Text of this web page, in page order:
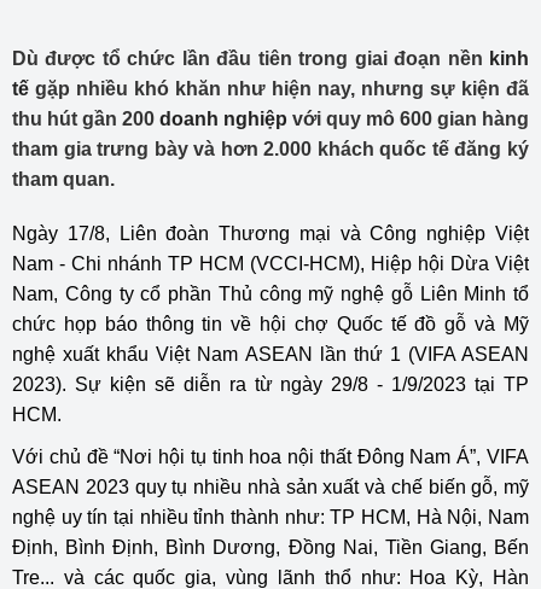
Dù được tổ chức lần đầu tiên trong giai đoạn nền kinh
tế gặp nhiều khó khăn như hiện nay, nhưng sự kiện đã
thu hút gần 200 doanh nghiệp với quy mô 600 gian hàng
tham gia trưng bày và hơn 2.000 khách quốc tế đăng ký
tham quan.
Ngày 17/8,
Liên đoàn Thương mại và Công nghiệp Việt
Nam - Chi nhánh TP HCM (VCCI-HCM), Hiệp hội Dừa Việt
Nam, Công ty cổ phần Thủ công mỹ nghệ gỗ Liên Minh tổ
chức họp báo thông tin về hội chợ Quốc tế đồ gỗ và Mỹ
nghệ xuất khẩu Việt Nam ASEAN lần thứ 1 (VIFA ASEAN
2023). Sự kiện sẽ diễn ra từ ngày 29/8 - 1/9/2023 tại TP
HCM.
Với chủ đề “Nơi hội tụ tinh hoa nội thất Đông Nam Á”, VIFA
ASEAN 2023 quy tụ nhiều nhà sản xuất và chế biến gỗ, mỹ
nghệ uy tín tại nhiều tỉnh thành như: TP HCM, Hà Nội, Nam
Định, Bình Định, Bình Dương, Đồng Nai, Tiền Giang, Bến
Tre... và các quốc gia, vùng lãnh thổ như: Hoa Kỳ, Hàn